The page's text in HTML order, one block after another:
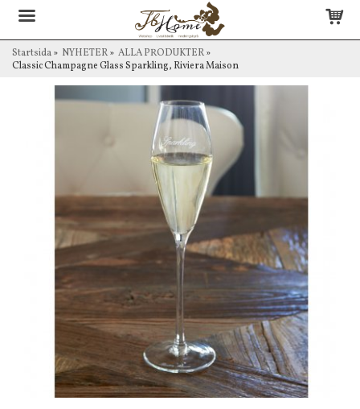
Startsida» NYHETER» ALLA PRODUKTER»
Classic Champagne Glass Sparkling, Riviera Maison